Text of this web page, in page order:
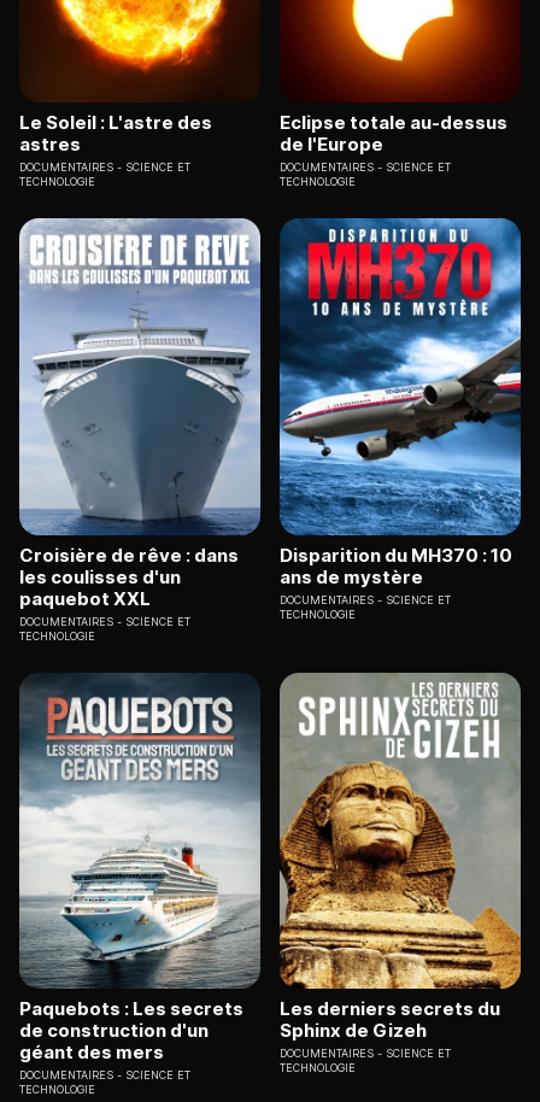
Le Soleil : L'astre des
astres
DOCUMENTAIRES
SCIENCE ET
TECHNOLOGIE
Eclipse totale au-dessus
de l'Europe
DOCUMENTAIRES
SCIENCE ET
TECHNOLOGIE
Croisière de rêve : dans
les coulisses d'un
paquebot XXL
DOCUMENTAIRES
SCIENCE ET
TECHNOLOGIE
Disparition du MH370 : 10
ans de mystère
DOCUMENTAIRES
SCIENCE ET
TECHNOLOGIE
Paquebots : Les secrets
de construction d'un
géant des mers
DOCUMENTAIRES
SCIENCE ET
TECHNOLOGIE
Les derniers secrets du
Sphinx de Gizeh
DOCUMENTAIRES
SCIENCE ET
TECHNOLOGIE